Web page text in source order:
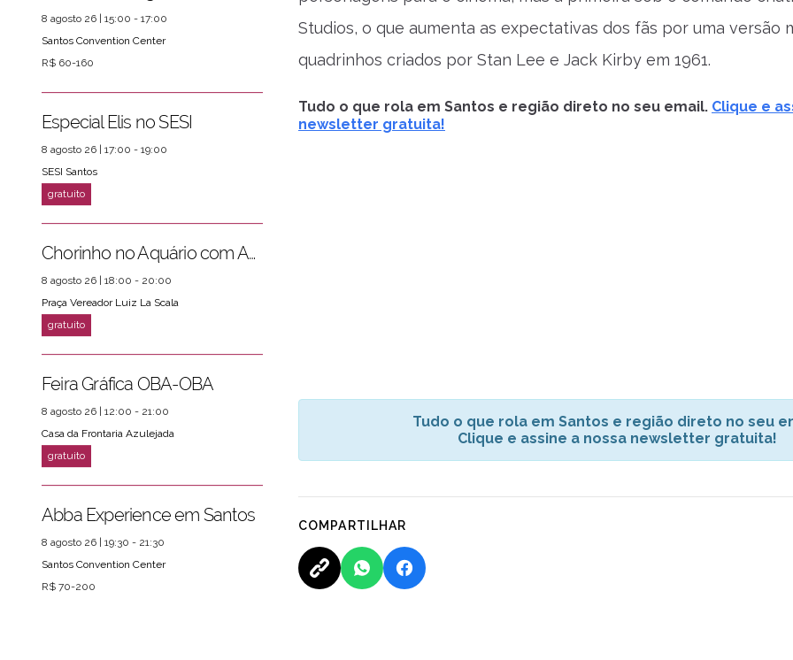
Studios, o que aumenta as expectativas dos fãs por uma versão
quadrinhos criados por Stan Lee e Jack Kirby em 1961.
Tudo o que rola em Santos e região direto no seu email. Clique e
newsletter gratuita!
Tudo o que rola em Santos e região direto no seu
Clique e assine a nossa newsletter gratuita!
COMPARTILHAR
8 agosto 26 | 15:00 - 17:00
Santos Convention Center
R$ 60-160
Especial Elis no SESI
8 agosto 26 | 17:00 - 19:00
SESI Santos
Chorinho no Aquário com Amigos da Música e Mari Torres
8 agosto 26 | 18:00 - 20:00
Praça Vereador Luiz La Scala
Feira Gráfica OBA-OBA
8 agosto 26 | 12:00 - 21:00
Casa da Frontaria Azulejada
Abba Experience em Santos
8 agosto 26 | 19:30 - 21:30
Santos Convention Center
R$ 70-200